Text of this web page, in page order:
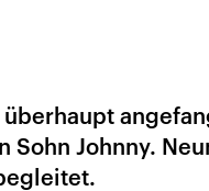
Johnny.